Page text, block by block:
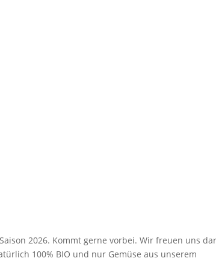
2026. Kommt gerne vorbei. Wir freuen uns
100% BIO und nur Gemüse aus unserem